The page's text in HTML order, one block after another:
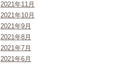
2021年11月
2021年10月
2021年9月
2021年8月
2021年7月
2021年6月